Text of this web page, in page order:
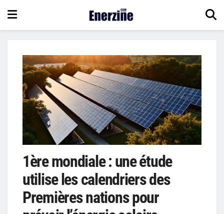
1ère mondiale : une étude
utilise les calendriers des
Premières nations pour